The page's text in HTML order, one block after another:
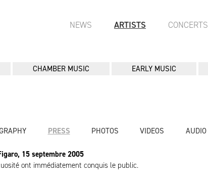
NEWS ARTISTS CONCERTS
CHAMBER MUSIC EARLY MUSIC
PRESS PHOTOS VIDEOS AUDIO
15 septembre 2005
ont immédiatement conquis le public.